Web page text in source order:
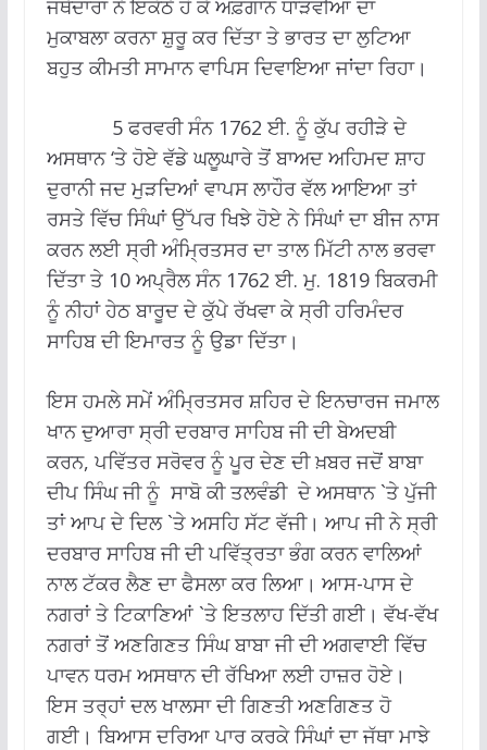
ਜਥੇਦਾਰਾਂ ਨੇ ਇਕੱਠੇ ਹੋ ਕੇ ਅਫ਼ਗਾਨ ਧਾੜਵੀਆਂ ਦਾ
ਮੁਕਾਬਲਾ ਕਰਨਾ ਸ਼ੁਰੂ ਕਰ ਦਿੱਤਾ ਤੇ ਭਾਰਤ ਦਾ ਲੁਟਿਆ
ਬਹੁਤ ਕੀਮਤੀ ਸਾਮਾਨ ਵਾਪਿਸ ਦਿਵਾਇਆ ਜਾਂਦਾ ਰਿਹਾ।
5 ਫਰਵਰੀ ਸੰਨ 1762 ਈ. ਨੂੰ ਕੁੱਪ ਰਹੀੜੇ ਦੇ
ਅਸਥਾਨ ‘ਤੇ ਹੋਏ ਵੱਡੇ ਘਲੂਘਾਰੇ ਤੋਂ ਬਾਅਦ ਅਹਿਮਦ ਸ਼ਾਹ
ਦੁਰਾਨੀ ਜਦ ਮੁੜਦਿਆਂ ਵਾਪਸ ਲਾਹੌਰ ਵੱਲ ਆਇਆ ਤਾਂ
ਰਸਤੇ ਵਿੱਚ ਸਿੰਘਾਂ ਉੱਪਰ ਖਿਝੇ ਹੋਏ ਨੇ ਸਿੰਘਾਂ ਦਾ ਬੀਜ ਨਾਸ
ਕਰਨ ਲਈ ਸ੍ਰੀ ਅੰਮ੍ਰਿਤਸਰ ਦਾ ਤਾਲ ਮਿੱਟੀ ਨਾਲ ਭਰਵਾ
ਦਿੱਤਾ ਤੇ 10 ਅਪ੍ਰੈਲ ਸੰਨ 1762 ਈ. ਮੁ. 1819 ਬਿਕਰਮੀ
ਨੂੰ ਨੀਹਾਂ ਹੇਠ ਬਾਰੂਦ ਦੇ ਕੁੱਪੇ ਰੱਖਵਾ ਕੇ ਸ੍ਰੀ ਹਰਿਮੰਦਰ
ਸਾਹਿਬ ਦੀ ਇਮਾਰਤ ਨੂੰ ਉਡਾ ਦਿੱਤਾ।
ਇਸ ਹਮਲੇ ਸਮੇਂ ਅੰਮ੍ਰਿਤਸਰ ਸ਼ਹਿਰ ਦੇ ਇਨਚਾਰਜ ਜਮਾਲ
ਖਾਨ ਦੁਆਰਾ ਸ੍ਰੀ ਦਰਬਾਰ ਸਾਹਿਬ ਜੀ ਦੀ ਬੇਅਦਬੀ
ਕਰਨ, ਪਵਿੱਤਰ ਸਰੋਵਰ ਨੂੰ ਪੂਰ ਦੇਣ ਦੀ ਖ਼ਬਰ ਜਦੋਂ ਬਾਬਾ
ਦੀਪ ਸਿੰਘ ਜੀ ਨੂੰ ਸਾਬੋ ਕੀ ਤਲਵੰਡੀ ਦੇ ਅਸਥਾਨ `ਤੇ ਪੁੱਜੀ
ਤਾਂ ਆਪ ਦੇ ਦਿਲ `ਤੇ ਅਸਹਿ ਸੱਟ ਵੱਜੀ। ਆਪ ਜੀ ਨੇ ਸ੍ਰੀ
ਦਰਬਾਰ ਸਾਹਿਬ ਜੀ ਦੀ ਪਵਿੱਤ੍ਰਤਾ ਭੰਗ ਕਰਨ ਵਾਲਿਆਂ
ਨਾਲ ਟੱਕਰ ਲੈਣ ਦਾ ਫੈਸਲਾ ਕਰ ਲਿਆ। ਆਸ-ਪਾਸ ਦੇ
ਨਗਰਾਂ ਤੇ ਟਿਕਾਣਿਆਂ `ਤੇ ਇਤਲਾਹ ਦਿੱਤੀ ਗਈ। ਵੱਖ-ਵੱਖ
ਨਗਰਾਂ ਤੋਂ ਅਣਗਿਣਤ ਸਿੰਘ ਬਾਬਾ ਜੀ ਦੀ ਅਗਵਾਈ ਵਿੱਚ
ਪਾਵਨ ਧਰਮ ਅਸਥਾਨ ਦੀ ਰੱਖਿਆ ਲਈ ਹਾਜ਼ਰ ਹੋਏ।
ਇਸ ਤਰ੍ਹਾਂ ਦਲ ਖਾਲਸਾ ਦੀ ਗਿਣਤੀ ਅਣਗਿਣਤ ਹੋ
ਗਈ। ਬਿਆਸ ਦਰਿਆ ਪਾਰ ਕਰਕੇ ਸਿੰਘਾਂ ਦਾ ਜੱਥਾ ਮਾਝੇ